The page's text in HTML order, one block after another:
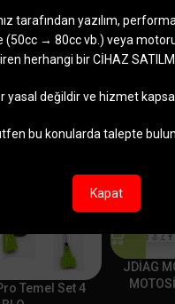
göster
Temel Set 4
JDİAG
tarafından yazılım,
→ 80cc vb.) veya
herhangi bir CİHAZ
yasal değildir ve hizmet
bu konularda talepte
Kapat